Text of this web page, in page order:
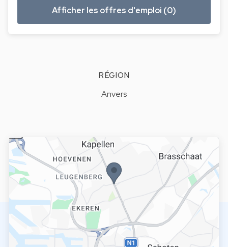
Afficher les offres d'emploi (0)
RÉGION
Anvers